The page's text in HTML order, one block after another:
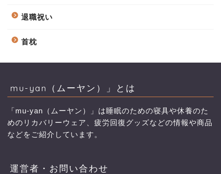
退職祝い
首枕
mu-yan（ムーヤン）」とは
「mu-yan（ムーヤン）」は睡眠のための寝具や休養のた
めのリカバリーウェア、疲労回復グッズなどの情報や商品
などをご紹介しています。
運営者・お問い合わせ